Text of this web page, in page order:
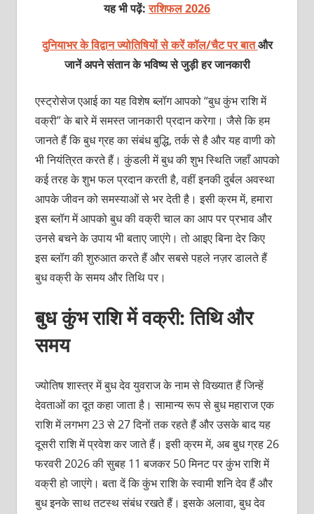
यह भी पढ़ें:राशिफल 2026
दुनियाभर के विद्वान ज्योतिषियों से करें कॉल/चैट पर बातऔर
जानें अपने संतान के भविष्य से जुड़ी हर जानकारी
एस्ट्रोसेज एआई का यह विशेष ब्लॉग आपको “बुध कुंभ राशि में
वक्री” के बारे में समस्त जानकारी प्रदान करेगा। जैसे कि हम
जानते हैं कि बुध ग्रह का संबंध बुद्धि, तर्क से है और यह वाणी को
भी नियंत्रित करते हैं। कुंडली में बुध की शुभ स्थिति जहाँ आपको
कई तरह के शुभ फल प्रदान करती है, वहीं इनकी दुर्बल अवस्था
आपके जीवन को समस्याओं से भर देती है। इसी क्रम में, हमारा
इस ब्लॉग में आपको बुध की वक्री चाल का आप पर प्रभाव और
उनसे बचने के उपाय भी बताए जाएंगे। तो आइए बिना देर किए
इस ब्लॉग की शुरुआत करते हैं और सबसे पहले नज़र डालते हैं
बुध वक्री के समय और तिथि पर।
बुध कुंभ राशि में वक्री: तिथि और
समय
ज्योतिष शास्त्र में बुध देव युवराज के नाम से विख्यात हैं जिन्हें
देवताओं का दूत कहा जाता है। सामान्य रूप से बुध महाराज एक
राशि में लगभग 23 से 27 दिनों तक रहते हैं और उसके बाद यह
दूसरी राशि में प्रवेश कर जाते हैं। इसी क्रम में, अब बुध ग्रह 26
फरवरी 2026 की सुबह 11 बजकर 50 मिनट पर कुंभ राशि में
वक्री हो जाएंगे। बता दें कि कुंभ राशि के स्वामी शनि देव हैं और
बुध इनके साथ तटस्थ संबंध रखते हैं। इसके अलावा, बुध देव